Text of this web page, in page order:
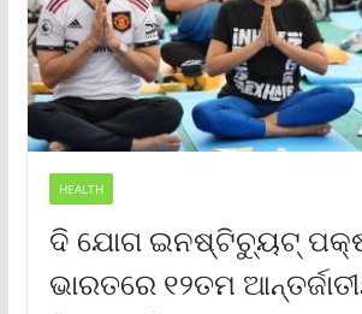
HEALTH
ଦି ଯୋଗ ଇନଷ୍ଟିଚ୍ୟୁଟ୍
ଭାରତରେ ୧୨ତମ